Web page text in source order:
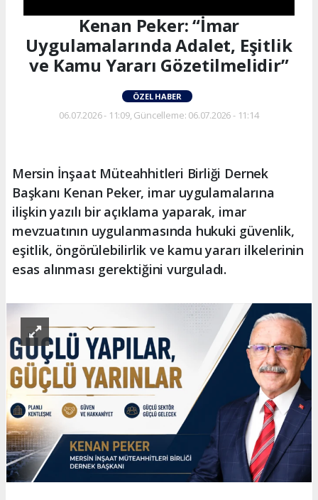
Kenan Peker: “İmar
Uygulamalarında Adalet, Eşitlik
ve Kamu Yararı Gözetilmelidir”
ÖZEL HABER
06.07.2026 - 11:09, Güncelleme: 06.07.2026 - 11:14
Mersin İnşaat Müteahhitleri Birliği Dernek
Başkanı Kenan Peker, imar uygulamalarına
ilişkin yazılı bir açıklama yaparak, imar
mevzuatının uygulanmasında hukuki güvenlik,
eşitlik, öngörülebilirlik ve kamu yararı ilkelerinin
esas alınması gerektiğini vurguladı.